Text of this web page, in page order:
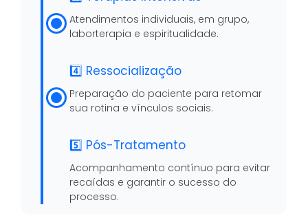
Atendimentos individuais, em grupo,
laborterapia e espiritualidade.
4️⃣ Ressocialização
Preparação do paciente para retomar
sua rotina e vínculos sociais.
5️⃣ Pós-Tratamento
Acompanhamento contínuo para evitar
recaídas e garantir o sucesso do
processo.